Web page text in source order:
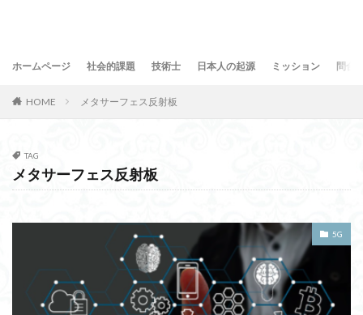
ホームページ 社会的課題 技術士 日本人の起源 ミッション 問合
HOME メタサーフェス反射板
TAG
メタサーフェス反射板
5G